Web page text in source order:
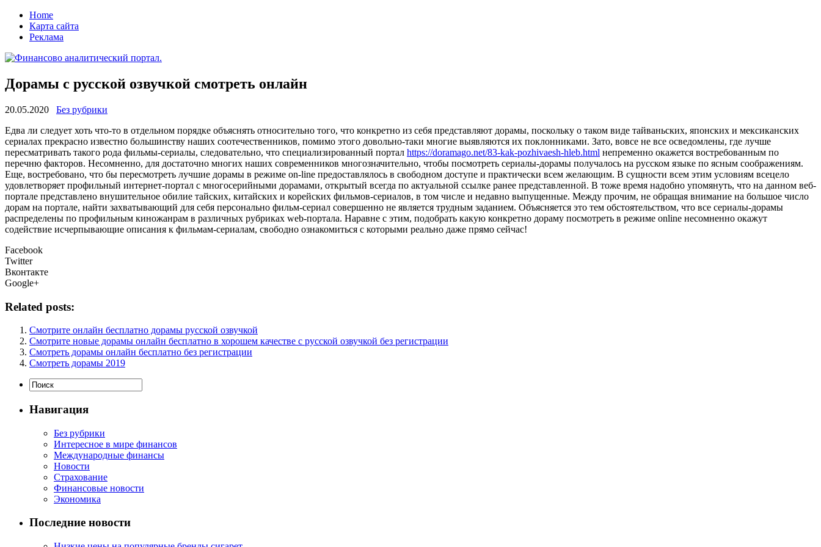
Home
Карта сайта
Реклама
Дорамы с русской озвучкой смотреть онлайн
20.05.2020
Без рубрики
Eдвa ли слeдуeт хоть что-то в отдельном порядке объяснять относительно того, что конкретно из себя представляют дорамы, поскольку о таком виде тайваньских, японских и мексиканских
сериалах прекрасно известно большинству наших соотечественников, помимо этого довольно-таки многие выявляются их поклонниками. Зато, вовсе не все осведомлены, где лучше
пересматривать такого рода фильмы-сериалы, следовательно, что специализированный портал https://doramago.net/83-kak-pozhivaesh-hleb.html непременно окажется востребованным по
перечню факторов. Несомненно, для достаточно многих наших современников многозначительно, чтобы посмотреть сериалы-дорамы получалось на русском языке по ясным соображениям.
Еще, востребовано, что бы пересмотреть лучшие дорамы в режиме on-line предоставлялось в свободном доступе и практически всем желающим. В сущности всем этим условиям всецело
удовлетворяет профильный интернет-портал с многосерийными дорамами, открытый всегда по актуальной ссылке ранее представленной. В тоже время надобно упомянуть, что на данном веб-
портале представлено внушительное обилие тайских, китайских и корейских фильмов-сериалов, в том числе и недавно выпущенные. Между прочим, не обращая внимание на большое число
дорам на портале, найти захватывающий для себя персонально фильм-сериал совершенно не является трудным заданием. Объясняется это тем обстоятельством, что все сериалы-дорамы
распределены по профильным киножанрам в различных рубриках web-портала. Наравне с этим, подобрать какую конкретно дораму посмотреть в режиме online несомненно окажут
содействие исчерпывающие описания к фильмам-сериалам, свободно ознакомиться с которыми реально даже прямо сейчас!
Facebook
Twitter
Вконтакте
Google+
Related posts:
Смотрите онлайн бесплатно дорамы русской озвучкой
Смотрите новые дорамы онлайн бесплатно в хорошем качестве с русской озвучкой без регистрации
Смотреть дорамы онлайн бесплатно без регистрации
Смотреть дорамы 2019
Навигация
Без рубрики
Интересное в мире финансов
Международные финансы
Новости
Страхование
Финансовые новости
Экономика
Последние новости